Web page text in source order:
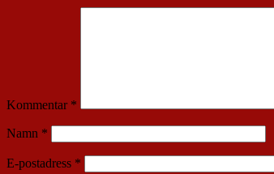
Kommentar *
Namn *
E-postadress *